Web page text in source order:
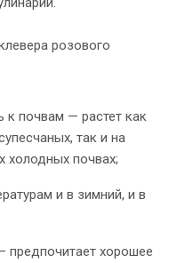
розового
к почвам — растет как
так и на
холодных почвах;
и в зимний, и в
предпочитает хорошее